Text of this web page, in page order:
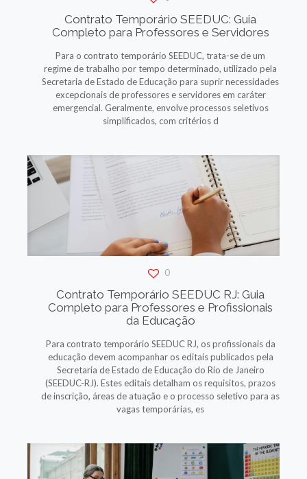
Contrato Temporário SEEDUC: Guia
Completo para Professores e Servidores
Para o contrato temporário SEEDUC, trata-se de um
regime de trabalho por tempo determinado, utilizado pela
Secretaria de Estado de Educação para suprir necessidades
excepcionais de professores e servidores em caráter
emergencial. Geralmente, envolve processos seletivos
simplificados, com critérios d
0
Contrato Temporário SEEDUC RJ: Guia
Completo para Professores e Profissionais
da Educação
Para contrato temporário SEEDUC RJ, os profissionais da
educação devem acompanhar os editais publicados pela
Secretaria de Estado de Educação do Rio de Janeiro
(SEEDUC-RJ). Estes editais detalham os requisitos, prazos
de inscrição, áreas de atuação e o processo seletivo para as
vagas temporárias, es